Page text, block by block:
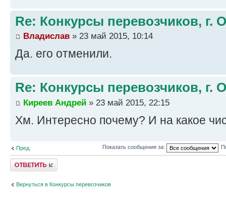
Re: Конкурсы перевозчиков, г.
Владислав » 23 май 2015, 10:14
Да. его отменили.
Re: Конкурсы перевозчиков, г.
Киреев Андрей » 23 май 2015, 22:15
Хм. Интересно почему? И на какое
Пред. Показать сообщения за:
Ответить
Вернуться в Конкурсы перевозчиков